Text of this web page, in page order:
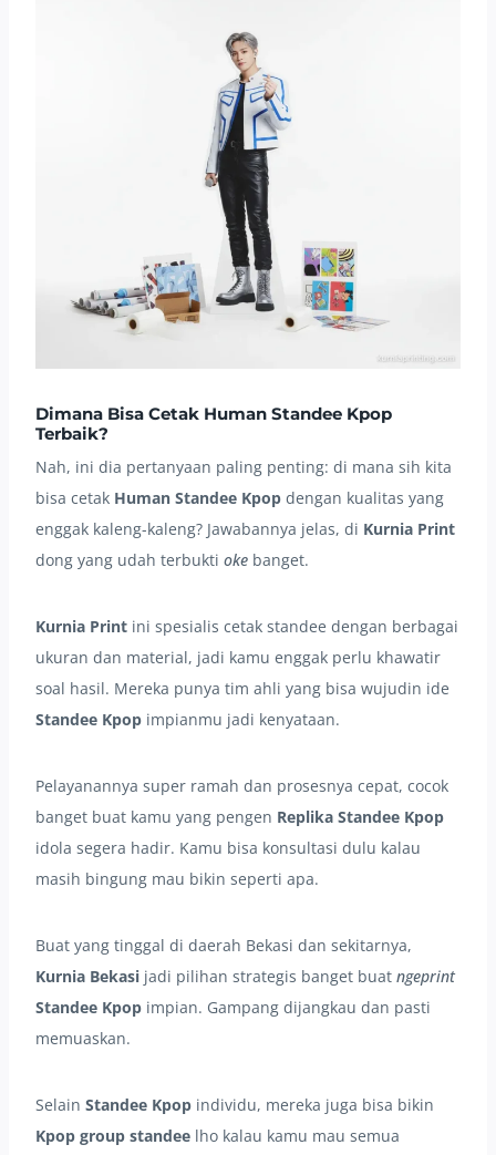
Dimana Bisa Cetak Human Standee Kpop
Terbaik?
Nah, ini dia pertanyaan paling penting: di mana sih kita
bisa cetak Human Standee Kpop dengan kualitas yang
enggak kaleng-kaleng? Jawabannya jelas, di Kurnia Print
dong yang udah terbukti oke banget.
Kurnia Print ini spesialis cetak standee dengan berbagai
ukuran dan material, jadi kamu enggak perlu khawatir
soal hasil. Mereka punya tim ahli yang bisa wujudin ide
Standee Kpop impianmu jadi kenyataan.
Pelayanannya super ramah dan prosesnya cepat, cocok
banget buat kamu yang pengen Replika Standee Kpop
idola segera hadir. Kamu bisa konsultasi dulu kalau
masih bingung mau bikin seperti apa.
Buat yang tinggal di daerah Bekasi dan sekitarnya,
Kurnia Bekasi jadi pilihan strategis banget buat ngeprint
Standee Kpop impian. Gampang dijangkau dan pasti
memuaskan.
Selain Standee Kpop individu, mereka juga bisa bikin
Kpop group standee lho kalau kamu mau semua